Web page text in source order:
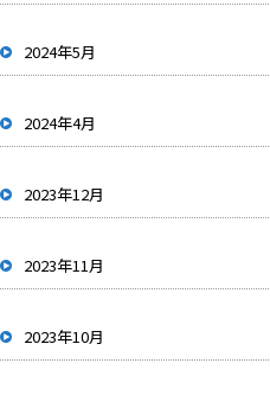
2024年5月
2024年4月
2023年12月
2023年11月
2023年10月